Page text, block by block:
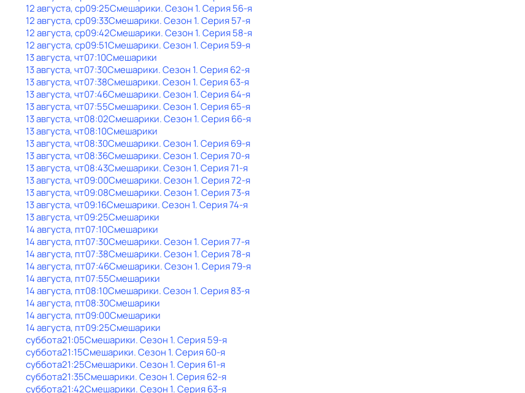
12 августа, ср09:25Смешарики. Сезон 1. Серия 56-я
12 августа, ср09:33Смешарики. Сезон 1. Серия 57-я
12 августа, ср09:42Смешарики. Сезон 1. Серия 58-я
12 августа, ср09:51Смешарики. Сезон 1. Серия 59-я
13 августа, чт07:10Смешарики
13 августа, чт07:30Смешарики. Сезон 1. Серия 62-я
13 августа, чт07:38Смешарики. Сезон 1. Серия 63-я
13 августа, чт07:46Смешарики. Сезон 1. Серия 64-я
13 августа, чт07:55Смешарики. Сезон 1. Серия 65-я
13 августа, чт08:02Смешарики. Сезон 1. Серия 66-я
13 августа, чт08:10Смешарики
13 августа, чт08:30Смешарики. Сезон 1. Серия 69-я
13 августа, чт08:36Смешарики. Сезон 1. Серия 70-я
13 августа, чт08:43Смешарики. Сезон 1. Серия 71-я
13 августа, чт09:00Смешарики. Сезон 1. Серия 72-я
13 августа, чт09:08Смешарики. Сезон 1. Серия 73-я
13 августа, чт09:16Смешарики. Сезон 1. Серия 74-я
13 августа, чт09:25Смешарики
14 августа, пт07:10Смешарики
14 августа, пт07:30Смешарики. Сезон 1. Серия 77-я
14 августа, пт07:38Смешарики. Сезон 1. Серия 78-я
14 августа, пт07:46Смешарики. Сезон 1. Серия 79-я
14 августа, пт07:55Смешарики
14 августа, пт08:10Смешарики. Сезон 1. Серия 83-я
14 августа, пт08:30Смешарики
14 августа, пт09:00Смешарики
14 августа, пт09:25Смешарики
суббота21:05Смешарики. Сезон 1. Серия 59-я
суббота21:15Смешарики. Сезон 1. Серия 60-я
суббота21:25Смешарики. Сезон 1. Серия 61-я
суббота21:35Смешарики. Сезон 1. Серия 62-я
суббота21:42Смешарики. Сезон 1. Серия 63-я